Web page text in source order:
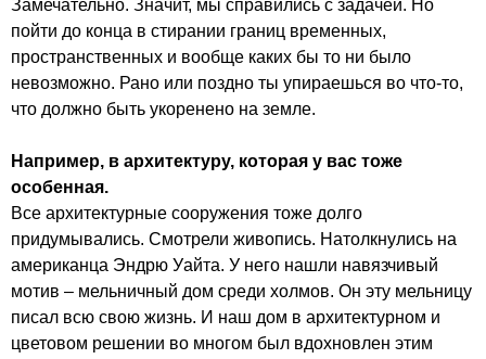
Замечательно. Значит, мы справились с задачей. Но
пойти до конца в стирании границ временных,
пространственных и вообще каких бы то ни было
невозможно. Рано или поздно ты упираешься во что-то,
что должно быть укоренено на земле.
Например, в архитектуру, которая у вас тоже
особенная.
Все архитектурные сооружения тоже долго
придумывались. Смотрели живопись. Натолкнулись на
американца Эндрю Уайта. У него нашли навязчивый
мотив – мельничный дом среди холмов. Он эту мельницу
писал всю свою жизнь. И наш дом в архитектурном и
цветовом решении во многом был вдохновлен этим